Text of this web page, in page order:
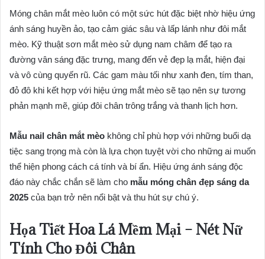
Móng chân mắt mèo luôn có một sức hút đặc biệt nhờ hiệu ứng
ánh sáng huyền ảo, tạo cảm giác sâu và lấp lánh như đôi mắt
mèo. Kỹ thuật sơn mắt mèo sử dụng nam châm để tạo ra
đường vân sáng đặc trưng, mang đến vẻ đẹp lạ mắt, hiện đại
và vô cùng quyến rũ. Các gam màu tối như xanh đen, tím than,
đỏ đô khi kết hợp với hiệu ứng mắt mèo sẽ tạo nên sự tương
phản mạnh mẽ, giúp đôi chân trông trắng và thanh lịch hơn.
Mẫu nail chân mắt mèo không chỉ phù hợp với những buổi dạ
tiệc sang trọng mà còn là lựa chọn tuyệt vời cho những ai muốn
thể hiện phong cách cá tính và bí ẩn. Hiệu ứng ánh sáng độc
đáo này chắc chắn sẽ làm cho mẫu móng chân đẹp sáng da
2025 của bạn trở nên nổi bật và thu hút sự chú ý.
Họa Tiết Hoa Lá Mềm Mại – Nét Nữ
Tính Cho Đôi Chân